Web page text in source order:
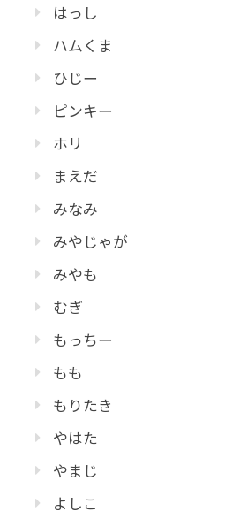
はっし
ハムくま
ひじー
ピンキー
ホリ
まえだ
みなみ
みやじゃが
みやも
むぎ
もっちー
もも
もりたき
やはた
やまじ
よしこ